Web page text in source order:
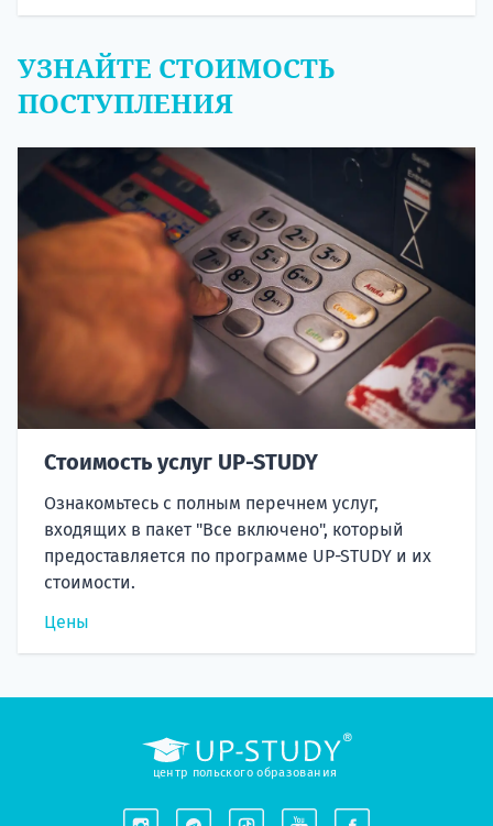
УЗНАЙТЕ СТОИМОСТЬ
ПОСТУПЛЕНИЯ
Стоимость услуг UP-STUDY
Ознакомьтесь с полным перечнем услуг,
входящих в пакет "Все включено", который
предоставляется по программе UP-STUDY и их
стоимости.
Цены
центр польского образования